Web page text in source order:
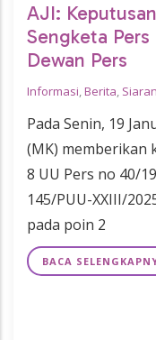
AJI:
Sengketa
Dewan Pers
Informasi,Berita,
Pada Senin, 19
(MK) memberikan
8 UU Pers no 40/
145/PUU-XXIII/
pada poin 2
BACA